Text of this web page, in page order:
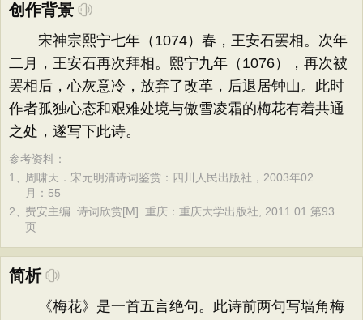
创作背景
宋神宗熙宁七年（1074）春，王安石罢相。次年
二月，王安石再次拜相。熙宁九年（1076），再次被
罢相后，心灰意冷，放弃了改革，后退居钟山。此时
作者孤独心态和艰难处境与傲雪凌霜的梅花有着共通
之处，遂写下此诗。
参考资料：
1、 周啸天．宋元明清诗词鉴赏：四川人民出版社，2003年02
月：55
2、费安主编. 诗词欣赏[M]. 重庆：重庆大学出版社, 2011.01.第93
页
简析
《梅花》是一首五言绝句。此诗前两句写墙角梅